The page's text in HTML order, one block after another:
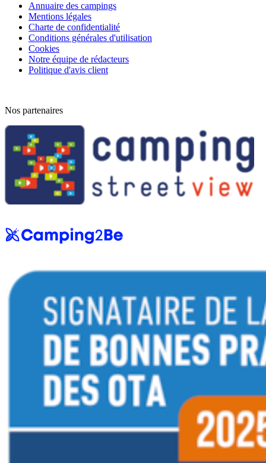
Annuaire des campings
Mentions légales
Charte de confidentialité
Conditions générales d'utilisation
Cookies
Notre équipe de rédacteurs
Politique d'avis client
Nos partenaires